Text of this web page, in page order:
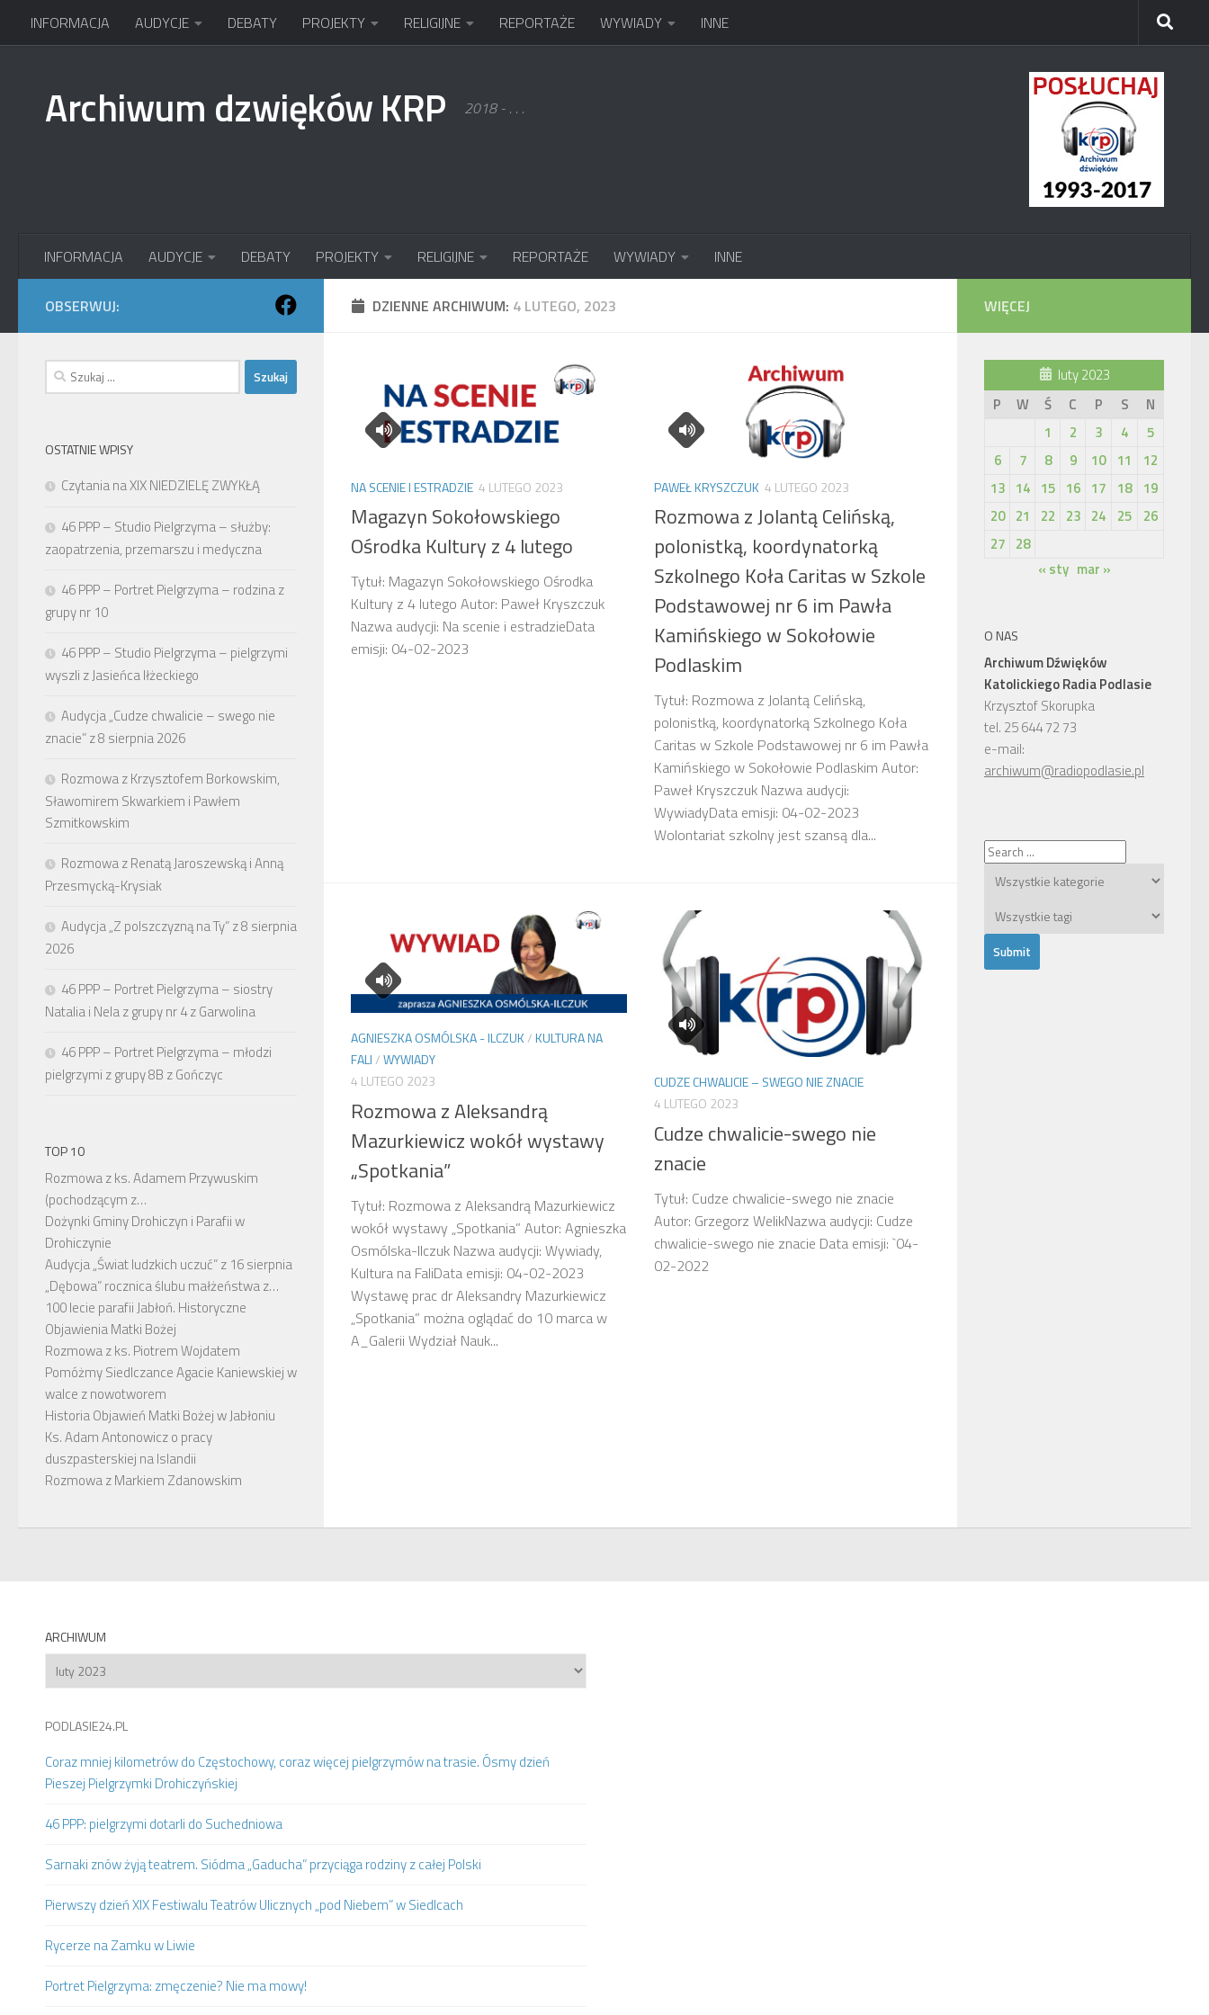
Przejdź do treści
INFORMACJA AUDYCJE DEBATY PROJEKTY RELIGIJNE REPORTAŻE WYWIADY INNE
Archiwum dzwięków KRP 2018 - . . .
INFORMACJA AUDYCJE DEBATY PROJEKTY RELIGIJNE REPORTAŻE WYWIADY INNE
DZIENNE ARCHIWUM: 4 LUTEGO, 2023
NA SCENIE I ESTRADZIE 4 LUTEGO 2023
Magazyn Sokołowskiego
Ośrodka Kultury z 4 lutego
Tytuł: Magazyn Sokołowskiego Ośrodka
Kultury z 4 lutego Autor: Paweł Kryszczuk
Nazwa audycji: Na scenie i estradzieData
emisji: 04-02-2023
PAWEŁ KRYSZCZUK 4 LUTEGO 2023
Rozmowa z Jolantą Celińską,
polonistką, koordynatorką
Szkolnego Koła Caritas w Szkole
Podstawowej nr 6 im Pawła
Kamińskiego w Sokołowie
Podlaskim
Tytuł: Rozmowa z Jolantą Celińską,
polonistką, koordynatorką Szkolnego Koła
Caritas w Szkole Podstawowej nr 6 im Pawła
Kamińskiego w Sokołowie Podlaskim Autor:
Paweł Kryszczuk Nazwa audycji:
WywiadyData emisji: 04-02-2023
Wolontariat szkolny jest szansą dla...
AGNIESZKA OSMÓLSKA - ILCZUK/KULTURA NA
FALI/WYWIADY
4 LUTEGO 2023
Rozmowa z Aleksandrą
Mazurkiewicz wokół wystawy
„Spotkania”
Tytuł: Rozmowa z Aleksandrą Mazurkiewicz
wokół wystawy „Spotkania” Autor: Agnieszka
Osmólska-Ilczuk Nazwa audycji: Wywiady,
Kultura na FaliData emisji: 04-02-2023
Wystawę prac dr Aleksandry Mazurkiewicz
„Spotkania” można oglądać do 10 marca w
A_Galerii Wydział Nauk...
CUDZE CHWALICIE – SWEGO NIE ZNACIE
4 LUTEGO 2023
Cudze chwalicie-swego nie
znacie
Tytuł: Cudze chwalicie-swego nie znacie
Autor: Grzegorz WelikNazwa audycji: Cudze
chwalicie-swego nie znacie Data emisji: `04-
02-2022
OBSERWUJ:
Szukaj:
OSTATNIE WPISY
Czytania na XIX NIEDZIELĘ ZWYKŁĄ
46 PPP – Studio Pielgrzyma – służby:
zaopatrzenia, przemarszu i medyczna
46 PPP – Portret Pielgrzyma – rodzina z
grupy nr 10
46 PPP – Studio Pielgrzyma – pielgrzymi
wyszli z Jasieńca Iłżeckiego
Audycja „Cudze chwalicie – swego nie
znacie” z 8 sierpnia 2026
Rozmowa z Krzysztofem Borkowskim,
Sławomirem Skwarkiem i Pawłem
Szmitkowskim
Rozmowa z Renatą Jaroszewską i Anną
Przesmycką-Krysiak
Audycja „Z polszczyzną na Ty” z 8 sierpnia
2026
46 PPP – Portret Pielgrzyma – siostry
Natalia i Nela z grupy nr 4 z Garwolina
46 PPP – Portret Pielgrzyma – młodzi
pielgrzymi z grupy 8B z Gończyc
TOP 10
Rozmowa z ks. Adamem Przywuskim
(pochodzącym z…
Dożynki Gminy Drohiczyn i Parafii w
Drohiczynie
Audycja „Świat ludzkich uczuć” z 16 sierpnia
„Dębowa” rocznica ślubu małżeństwa z…
100 lecie parafii Jabłoń. Historyczne
Objawienia Matki Bożej
Rozmowa z ks. Piotrem Wojdatem
Pomóżmy Siedlczance Agacie Kaniewskiej w
walce z nowotworem
Historia Objawień Matki Bożej w Jabłoniu
Ks. Adam Antonowicz o pracy
duszpasterskiej na Islandii
Rozmowa z Markiem Zdanowskim
WIĘCEJ
luty 2023
P
W Ś C P S
N
1
2 3 4
5
6
7 8 9 10 11
12
13 14 15 16 17 18
19
20 21 22 23 24 25
26
27 28
« sty mar »
O NAS
Archiwum Dźwięków
Katolickiego Radia Podlasie
Krzysztof Skorupka
tel. 25 644 72 73
e-mail:
archiwum@radiopodlasie.pl
ARCHIWUM
Archiwum
PODLASIE24.PL
Coraz mniej kilometrów do Częstochowy, coraz więcej pielgrzymów na trasie. Ósmy dzień
Pieszej Pielgrzymki Drohiczyńskiej
46 PPP: pielgrzymi dotarli do Suchedniowa
Sarnaki znów żyją teatrem. Siódma „Gaducha” przyciąga rodziny z całej Polski
Pierwszy dzień XIX Festiwalu Teatrów Ulicznych „pod Niebem” w Siedlcach
Rycerze na Zamku w Liwie
Portret Pielgrzyma: zmęczenie? Nie ma mowy!